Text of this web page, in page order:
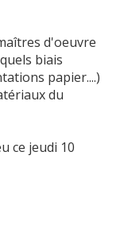
d'oeuvre
biais
papier....)
du
ce jeudi 10